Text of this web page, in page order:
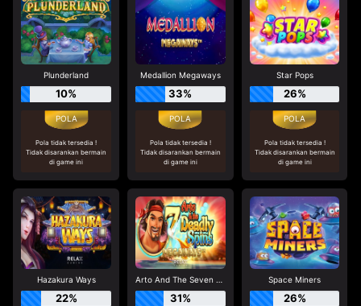
Plunderland
10%
Pola tidak tersedia !
Tidak disarankan bermain
di game ini
Medallion Megaways
33%
Pola tidak tersedia !
Tidak disarankan bermain
di game ini
Star Pops
26%
Pola tidak tersedia !
Tidak disarankan bermain
di game ini
Hazakura Ways
22%
Arto And The Seven Deadly Spins Megaways
31%
Space Miners
26%